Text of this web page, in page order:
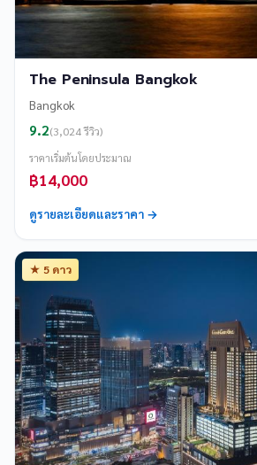
The Peninsula Bangkok
Bangkok
9.2(3,024 รีวิว)
ราคาเริ่มต้นโดยประมาณ
฿14,000
ดูรายละเอียดและราคา →
★ 5 ดาว